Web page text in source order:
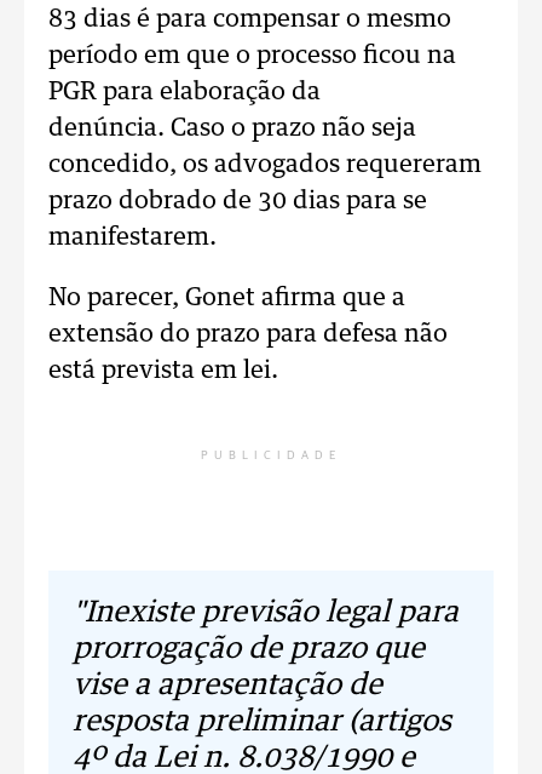
83 dias é para compensar o mesmo
período em que o processo ficou na
PGR para elaboração da
denúncia. Caso o prazo não seja
concedido, os advogados requereram
prazo dobrado de 30 dias para se
manifestarem.
No parecer, Gonet afirma que a
extensão do prazo para defesa não
está prevista em lei.
PUBLICIDADE
"Inexiste previsão legal para
prorrogação de prazo que
vise a apresentação de
resposta preliminar (artigos
4º da Lei n. 8.038/1990 e